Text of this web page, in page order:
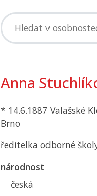
Anna
* 14.6.1887 Valašské
Brno
ředitelka odborné
národnost
česká